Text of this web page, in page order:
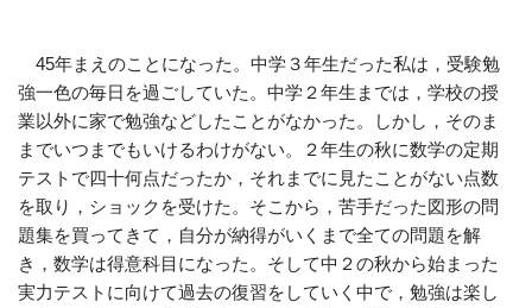
45年まえのことになった。中学３年生だった私は，受験勉
強一色の毎日を過ごしていた。中学２年生までは，学校の授
業以外に家で勉強などしたことがなかった。しかし，そのま
までいつまでもいけるわけがない。２年生の秋に数学の定期
テストで四十何点だったか，それまでに見たことがない点数
を取り，ショックを受けた。そこから，苦手だった図形の問
題集を買ってきて，自分が納得がいくまで全ての問題を解
き，数学は得意科目になった。そして中２の秋から始まった
実力テストに向けて過去の復習をしていく中で，勉強は楽し